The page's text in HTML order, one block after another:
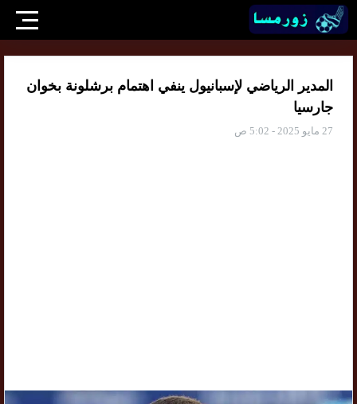
المدير الرياضي لإسبانيول ينفي اهتمام برشلونة بخوان
جارسيا
27 مايو 2025 - 5:02 ص